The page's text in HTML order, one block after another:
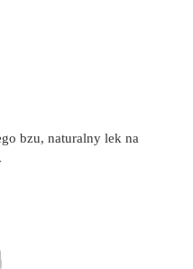
bzu, naturalny lek na